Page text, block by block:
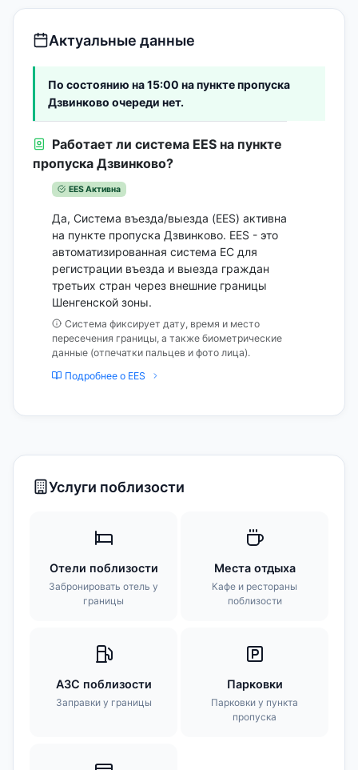
Актуальные данные
По состоянию на 15:00 на пункте пропуска
Дзвинково очереди нет.
Работает ли система EES на пункте
пропуска Дзвинково?
EES Активна
Да, Система въезда/выезда (EES) активна
на пункте пропуска Дзвинково. EES - это
автоматизированная система ЕС для
регистрации въезда и выезда граждан
третьих стран через внешние границы
Шенгенской зоны.
Система фиксирует дату, время и место
пересечения границы, а также биометрические
данные (отпечатки пальцев и фото лица).
Подробнее о EES
Услуги поблизости
Отели поблизости
Забронировать отель у
границы
Места отдыха
Кафе и рестораны
поблизости
АЗС поблизости
Заправки у границы
Парковки
Парковки у пункта
пропуска